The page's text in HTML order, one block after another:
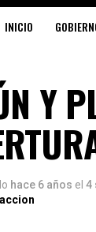
INICIO
Y
hace 6 años el 4